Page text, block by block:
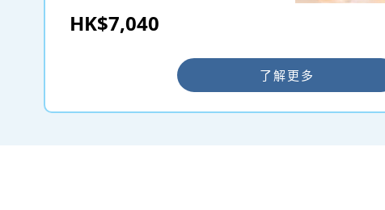
严重的可能会引起并发症而致
及家人的健康，找出源头避免接
触或进食致敏源，是最佳的预防
方法。
HK$7,040
了解更多